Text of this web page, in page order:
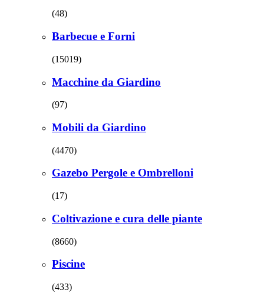
(48)
Barbecue e Forni
(15019)
Macchine da Giardino
(97)
Mobili da Giardino
(4470)
Gazebo Pergole e Ombrelloni
(17)
Coltivazione e cura delle piante
(8660)
Piscine
(433)